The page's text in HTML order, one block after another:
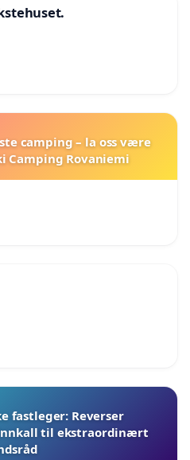
camping – la oss være
Camping Rovaniemi
fastleger: Reverser
til ekstraordinært